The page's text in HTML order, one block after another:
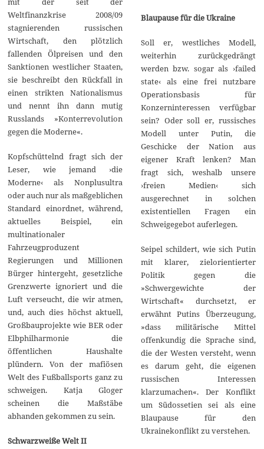
Weltfinanzkrise 2008/09
stagnierenden russischen
Wirtschaft, den plötzlich
fallenden Ölpreisen und den
Sanktionen westlicher Staaten,
sie beschreibt den Rückfall in
einen strikten Nationalismus
und nennt ihn dann mutig
Russlands »Konterrevolution
gegen die Moderne«.
Kopfschüttelnd fragt sich der
Leser, wie jemand ›die
Moderne‹ als Nonplusultra
oder auch nur als maßgeblichen
Standard einordnet, während,
aktuelles Beispiel, ein
multinationaler
Fahrzeugproduzent
Regierungen und Millionen
Bürger hintergeht, gesetzliche
Grenzwerte ignoriert und die
Luft verseucht, die wir atmen,
und, auch dies höchst aktuell,
Großbauprojekte wie BER oder
Elbphilharmonie die
öffentlichen Haushalte
plündern. Von der mafiösen
Welt des Fußballsports ganz zu
schweigen. Katja Gloger
scheinen die Maßstäbe
abhanden gekommen zu sein.
Schwarzweiße Welt II
Blaupause für die Ukraine
Soll er, westliches Modell,
weiterhin zurückgedrängt
werden bzw. sogar als ›failed
state‹ als eine frei nutzbare
Operationsbasis für
Konzerninteressen verfügbar
sein? Oder soll er, russisches
Modell unter Putin, die
Geschicke der Nation aus
eigener Kraft lenken? Man
fragt sich, weshalb unsere
›freien Medien‹ sich
ausgerechnet in solchen
existentiellen Fragen ein
Schweigegebot auferlegen.
Seipel schildert, wie sich Putin
mit klarer, zielorientierter
Politik gegen die
»Schwergewichte der
Wirtschaft« durchsetzt, er
erwähnt Putins Überzeugung,
»dass militärische Mittel
offenkundig die Sprache sind,
die der Westen versteht, wenn
es darum geht, die eigenen
russischen Interessen
klarzumachen«. Der Konflikt
um Südossetien sei als eine
Blaupause für den
Ukrainekonflikt zu verstehen.